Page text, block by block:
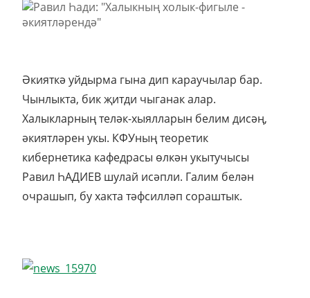
Әкияткә уйдырма гына дип караучылар бар.
Чынлыкта, бик җитди чыганак алар.
Халыкларның теләк-хыялларын белим дисәң,
әкиятләрен укы. КФУның теоретик
кибернетика кафедрасы өлкән укытучысы
Равил ҺАДИЕВ шулай исәпли. Галим белән
очрашып, бу хакта тәфсилләп сораштык.